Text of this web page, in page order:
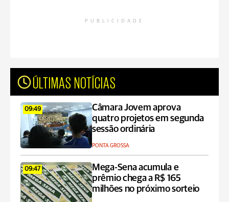
PUBLICIDADE
ÚLTIMAS NOTÍCIAS
09:49
Câmara Jovem aprova
quatro projetos em segunda
sessão ordinária
PONTA GROSSA
09:47
Mega-Sena acumula e
prêmio chega a R$ 165
milhões no próximo sorteio